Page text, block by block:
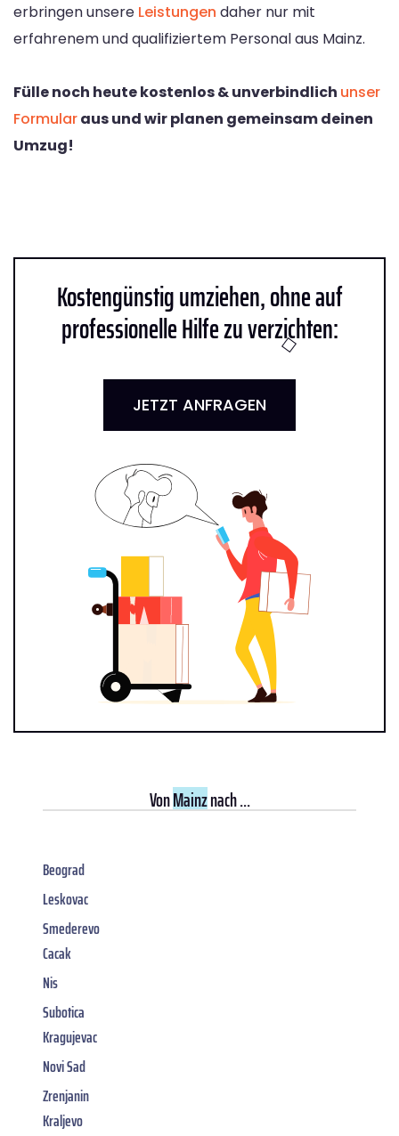
erbringen unsere Leistungen daher nur mit
erfahrenem und qualifiziertem Personal aus Mainz.
Fülle noch heute kostenlos & unverbindlich unser
Formularaus und wir planen gemeinsam deinen
Umzug!
Kostengünstig umziehen, ohne auf
professionelle Hilfe zu verzichten:
JETZT ANFRAGEN
VonMainznach ...
Beograd
Leskovac
Smederevo
Cacak
Nis
Subotica
Kragujevac
Novi Sad
Zrenjanin
Kraljevo